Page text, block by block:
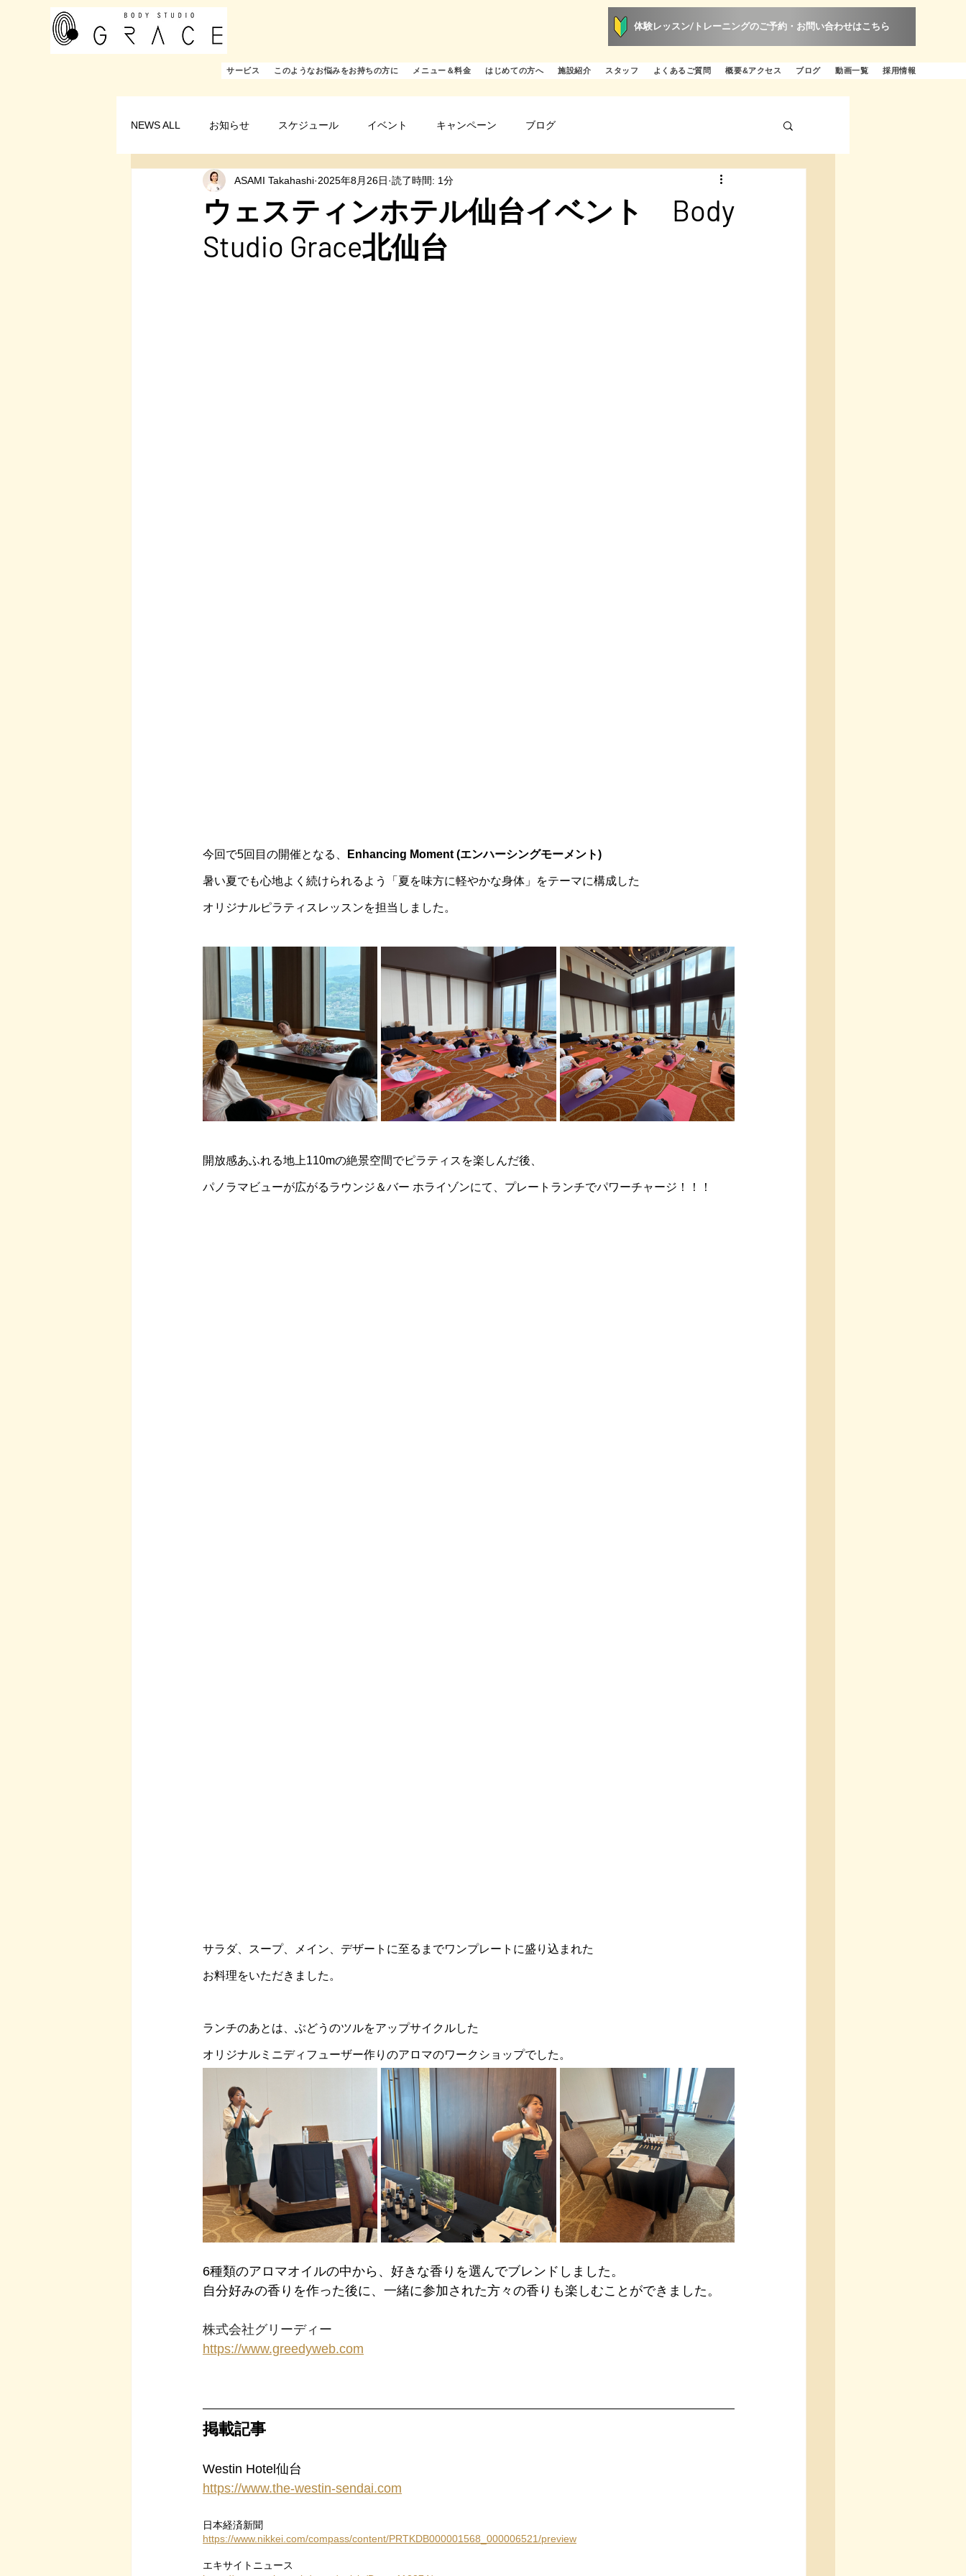
体験レッスン/トレーニングのご予約・お問い合わせはこちら
サービス このようなお悩みをお持ちの方に メニュー＆料金 はじめての方へ 施設紹介 スタッフ よくあるご質問 概要&アクセス ブログ 動画一覧 採用情報
NEWS ALL お知らせ スケジュール イベント キャンペーン ブログ
ウェスティンホテル仙台イベント Body
Studio Grace北仙台
ASAMI Takahashi 2025年8月26日 読了時間: 1分
今回で5回目の開催となる、 Enhancing Moment (エンハーシングモーメント)
暑い夏でも心地よく続けられるよう「夏を味方に軽やかな身体」をテーマに構成した
オリジナルピラティスレッスンを担当しました。
開放感あふれる地上110mの絶景空間でピラティスを楽しんだ後、
パノラマビューが広がるラウンジ＆バー ホライゾンにて、プレートランチでパワーチャージ！！！
サラダ、スープ、メイン、デザートに至るまでワンプレートに盛り込まれた
お料理をいただきました。
ランチのあとは、ぶどうのツルをアップサイクルした
オリジナルミニディフューザー作りのアロマのワークショップでした。
6種類のアロマオイルの中から、好きな香りを選んでブレンドしました。
自分好みの香りを作った後に、一緒に参加された方々の香りも楽しむことができました。
株式会社グリーディー
https://www.greedyweb.com
掲載記事
Westin Hotel仙台
https://www.the-westin-sendai.com
日本経済新聞
https://www.nikkei.com/compass/content/PRTKDB000001568_000006521/preview
エキサイトニュース